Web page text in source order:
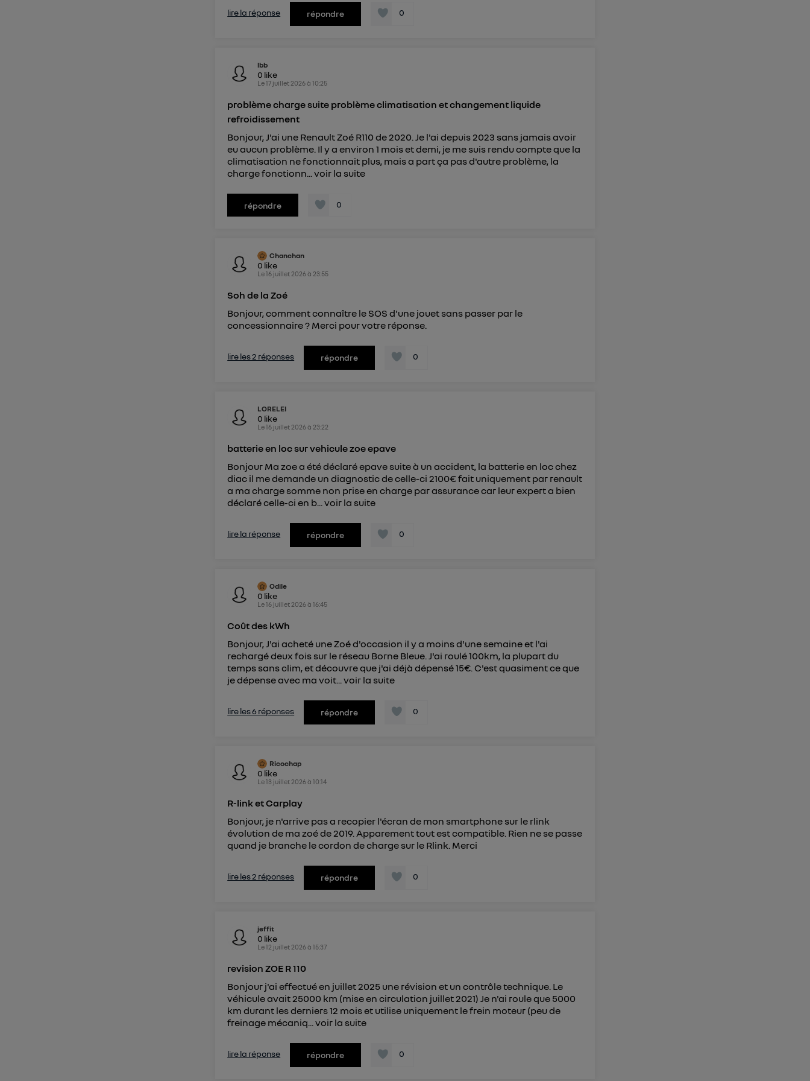
lire la réponse répondre 0
lbb
0 like
Le17 juillet 2026à10:25
problème charge suite problème climatisation et changement liquide
refroidissement
Bonjour, J'ai une Renault Zoé R110 de 2020. Je l'ai depuis 2023 sans jamais avoir
eu aucun problème. Il y a environ 1 mois et demi, je me suis rendu compte que la
climatisation ne fonctionnait plus, mais a part ça pas d'autre problème, la
charge fonctionn...voir la suite
répondre 0
Chanchan
0 like
Le16 juillet 2026à 23:55
Soh de la Zoé
Bonjour, comment connaître le SOS d'une jouet sans passer par le
concessionnaire ? Merci pour votre réponse.
lire les 2 réponses répondre 0
LORELEI
0 like
Le16 juillet 2026à 23:22
batterie en loc sur vehicule zoe epave
Bonjour Ma zoe a été déclaré epave suite à un accident, la batterie en loc chez
diac il me demande un diagnostic de celle-ci 2100€ fait uniquement par renault
a ma charge somme non prise en charge par assurance car leur expert a bien
déclaré celle-ci en b...voir la suite
lire la réponse répondre 0
Odile
0 like
Le16 juillet 2026à16:45
Coût des kWh
Bonjour, J'ai acheté une Zoé d'occasion il y a moins d'une semaine et l'ai
rechargé deux fois sur le réseau Borne Bleue. J'ai roulé 100km, la plupart du
temps sans clim, et découvre que j'ai déjà dépensé 15€. C'est quasiment ce que
je dépense avec ma voit...voir la suite
lire les 6 réponses répondre 0
Ricochap
0 like
Le13 juillet 2026à10:14
R-link et Carplay
Bonjour, je n'arrive pas a recopier l'écran de mon smartphone sur le rlink
évolution de ma zoé de 2019. Apparement tout est compatible. Rien ne se passe
quand je branche le cordon de charge sur le Rlink. Merci
lire les 2 réponses répondre 0
jeffit
0 like
Le12 juillet 2026à15:37
revision ZOE R 110
Bonjour j'ai effectué en juillet 2025 une révision et un contrôle technique. Le
véhicule avait 25000 km (mise en circulation juillet 2021) Je n'ai roule que 5000
km durant les derniers 12 mois et utilise uniquement le frein moteur (peu de
freinage mécaniq...voir la suite
lire la réponse répondre 0